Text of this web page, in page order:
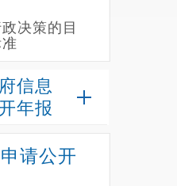
决策的目
信息
年报
请公开